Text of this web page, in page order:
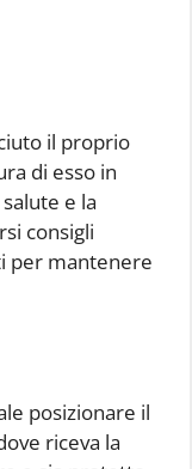
il proprio
di esso in
e la
consigli
per mantenere
posizionare il
riceva la